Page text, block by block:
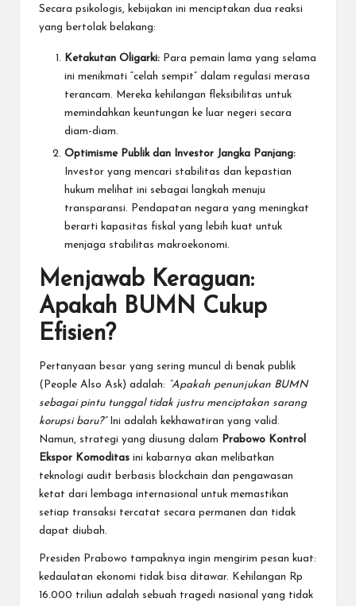
Secara psikologis, kebijakan ini menciptakan dua reaksi
yang bertolak belakang:
Ketakutan Oligarki: Para pemain lama yang selama
ini menikmati “celah sempit” dalam regulasi merasa
terancam. Mereka kehilangan fleksibilitas untuk
memindahkan keuntungan ke luar negeri secara
diam-diam.
Optimisme Publik dan Investor Jangka Panjang:
Investor yang mencari stabilitas dan kepastian
hukum melihat ini sebagai langkah menuju
transparansi. Pendapatan negara yang meningkat
berarti kapasitas fiskal yang lebih kuat untuk
menjaga stabilitas makroekonomi.
Menjawab Keraguan:
Apakah BUMN Cukup
Efisien?
Pertanyaan besar yang sering muncul di benak publik
(People Also Ask) adalah:
“Apakah penunjukan BUMN
sebagai pintu tunggal tidak justru menciptakan sarang
korupsi baru?”Ini adalah kekhawatiran yang valid.
Namun, strategi yang diusung dalam
Prabowo Kontrol
Ekspor Komoditas ini kabarnya akan melibatkan
teknologi audit berbasis blockchain dan pengawasan
ketat dari lembaga internasional untuk memastikan
setiap transaksi tercatat secara permanen dan tidak
dapat diubah.
Presiden Prabowo tampaknya ingin mengirim pesan kuat:
kedaulatan ekonomi tidak bisa ditawar. Kehilangan Rp
16.000 triliun adalah sebuah tragedi nasional yang tidak